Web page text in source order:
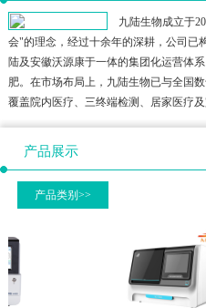
九陆生物成立于
会"的理念，经过十余年的深耕，公司已
陆及安徽沃源康于一体的集团化运营体
肥。在市场布局上，九陆生物已与全国
覆盖院内医疗、三终端检测、居家医疗
产品展示
产品类别>>